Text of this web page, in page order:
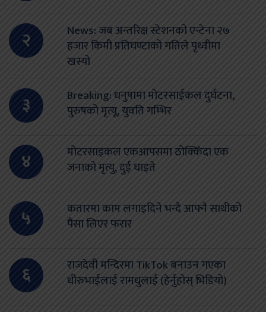
२
News: जब अन्तरिक्ष स्टेशनको एन्टेना २७
हजार किमी प्रतिघण्टाको गतिले पृथ्वीमा
खस्यो
३
Breaking: धनुषामा मोटरसाईकल दुर्घटना,
पुरुषको मृत्यू, युवति गम्भिर
४
मोटरसाइकल एकआपसमा ठोक्किँदा एक
जनाको मृत्यु, दुई घाइते
५
कतारमा काम लगाइदिने भन्दै आफ्नै साथीको
पैसा लिएर फरार
६
राजदेवी मन्दिरमा TikTok बनाउन गएका
धीरुभाईलाई रामधुलाई (हेर्नुहोस् भिडियो)